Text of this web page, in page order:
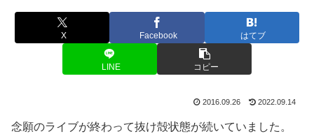
X Facebook はてブ
LINE コピー
2016.09.26 2022.09.14
念願のライブが終わって抜け殻状態が続いていました。